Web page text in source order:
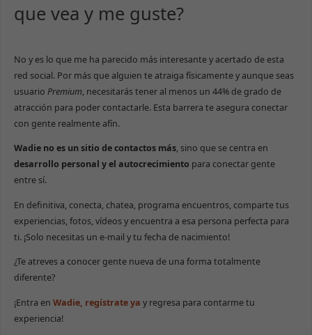
que vea y me guste?
No y es lo que me ha parecido más interesante y acertado de esta
red social. Por más que alguien te atraiga físicamente y aunque seas
usuario Premium, necesitarás tener al menos un 44% de grado de
atracción para poder contactarle. Esta barrera te asegura conectar
con gente realmente afín.
Wadie no es un sitio de contactos más, sino que se centra en
desarrollo personal y el autocrecimiento para conectar gente
entre sí.
En definitiva, conecta, chatea, programa encuentros, comparte tus
experiencias, fotos, vídeos y encuentra a esa persona perfecta para
ti. ¡Solo necesitas un e-mail y tu fecha de nacimiento!
¿Te atreves a conocer gente nueva de una forma totalmente
diferente?
¡Entra en Wadie, regístrate ya y regresa para contarme tu
experiencia!